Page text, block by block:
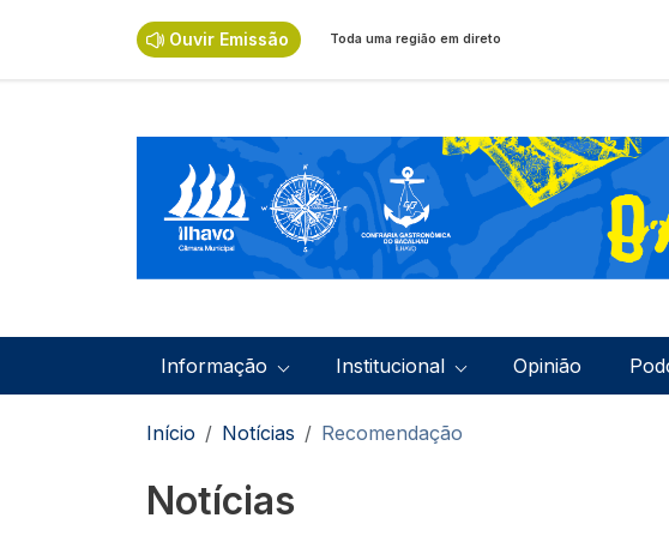
Ouvir Emissão Toda uma região em direto
Navegação principal
Informação Institucional Opinião
Navegação estrutural
Início Notícias Recomendação
Notícias